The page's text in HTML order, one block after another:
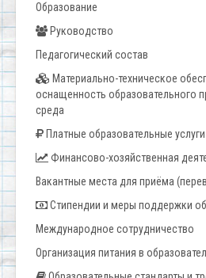
Образование
Руководство
Педагогический состав
Материально-техническое
оснащенность образовательного
среда
Платные образовательные услуги
Финансово-хозяйственная
Вакантные места для приёма
Стипендии и меры поддержки
Международное сотрудничество
Организация питания в